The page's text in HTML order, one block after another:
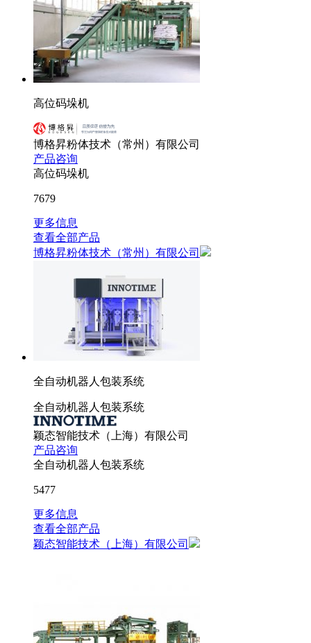
高位码垛机
博格昇粉体技术（常州）有限公司
产品咨询
高位码垛机
7679
更多信息
查看全部产品
博格昇粉体技术（常州）有限公司
全自动机器人包装系统
全自动机器人包装系统
颖态智能技术（上海）有限公司
产品咨询
全自动机器人包装系统
5477
更多信息
查看全部产品
颖态智能技术（上海）有限公司